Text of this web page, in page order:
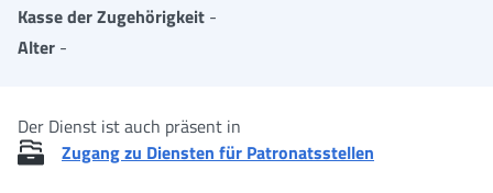
Kasse der Zugehörigkeit -
Alter -
Der Dienst ist auch präsent in
Zugang zu Diensten für Patronatsstellen